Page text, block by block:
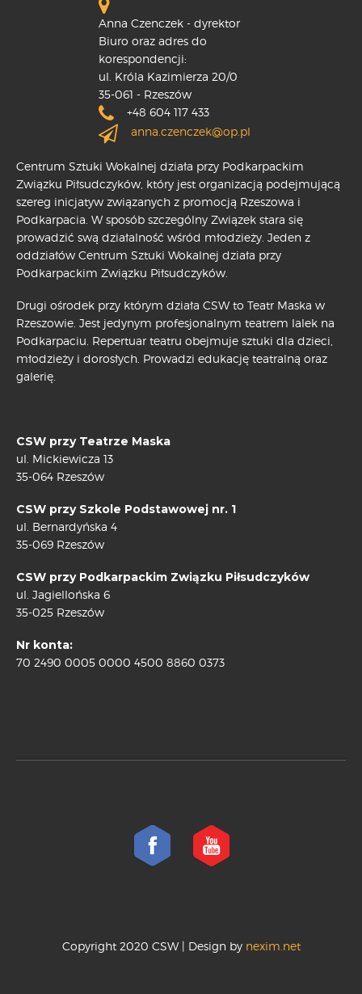
Anna Czenczek - dyrektor
Biuro oraz adres do
korespondencji:
ul. Króla Kazimierza 20/0
35-061 - Rzeszów
+48 604 117 433
anna.czenczek@op.pl
Centrum Sztuki Wokalnej działa przy Podkarpackim
Związku Piłsudczyków, który jest organizacją podejmującą
szereg inicjatyw związanych z promocją Rzeszowa i
Podkarpacia. W sposób szczególny Związek stara się
prowadzić swą działalność wśród młodzieży. Jeden z
oddziałów Centrum Sztuki Wokalnej działa przy
Podkarpackim Związku Piłsudczyków.
Drugi ośrodek przy którym działa CSW to Teatr Maska w
Rzeszowie. Jest jedynym profesjonalnym teatrem lalek na
Podkarpaciu. Repertuar teatru obejmuje sztuki dla dzieci,
młodzieży i dorosłych. Prowadzi edukację teatralną oraz
galerię.
CSW przy Teatrze Maska
ul. Mickiewicza 13
35-064 Rzeszów
CSW przy Szkole Podstawowej nr. 1
ul. Bernardyńska 4
35-069 Rzeszów
CSW przy Podkarpackim Związku Piłsudczyków
ul. Jagiellońska 6
35-025 Rzeszów
Nr konta:
70 2490 0005 0000 4500 8860 0373
Copyright 2020 CSW | Design bynexim.net